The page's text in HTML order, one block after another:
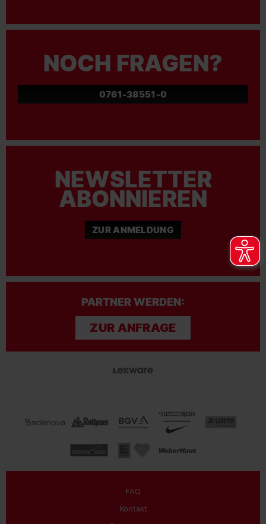
NOCH FRAGEN?
0761-38551-0
NEWSLETTER
ABONNIEREN
ZUR ANMELDUNG
PARTNER WERDEN:
ZUR ANFRAGE
FAQ
Kontakt